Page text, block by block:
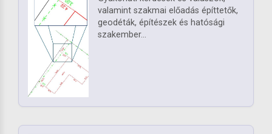
valamint szakmai előadás építtetők,
geodéták, építészek és hatósági
szakember...